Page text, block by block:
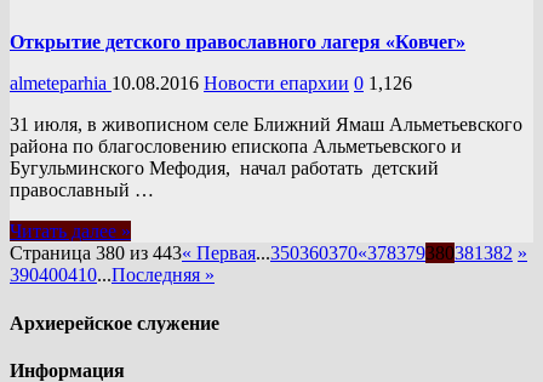
Открытие детского православного лагеря «Ковчег»
almeteparhia 10.08.2016 Новости епархии 0 1,126
31 июля, в живописном селе Ближний Ямаш Альметьевского
района по благословению епископа Альметьевского и
Бугульминского Мефодия, начал работать детский
православный …
Читать далее »
Страница 380 из 443« Первая...350360370«378379380381382 »
390400410...Последняя »
Архиерейское служение
Информация